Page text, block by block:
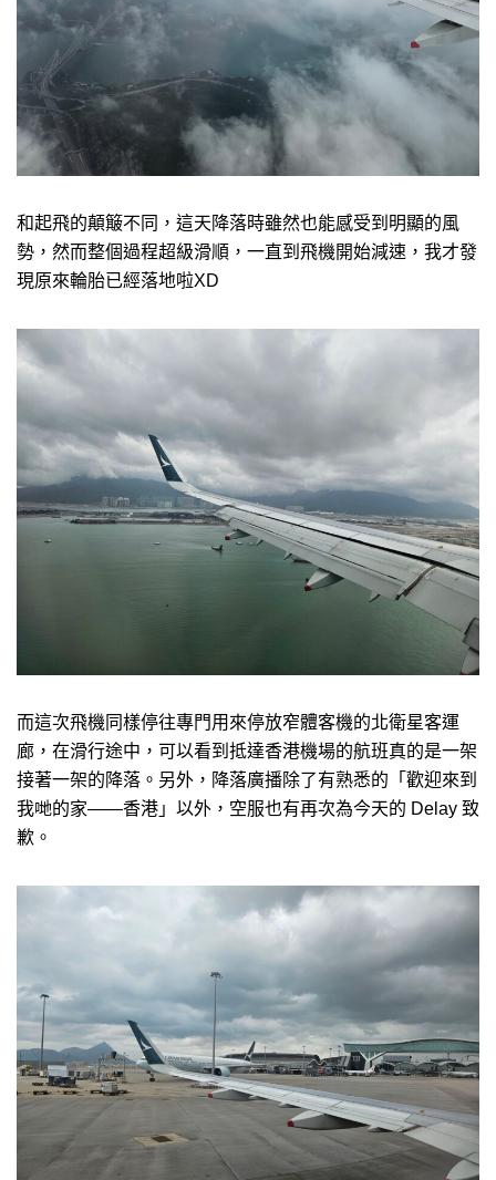
和起飛的顛簸不同，這天降落時雖然也能感受到明顯的風
勢，然而整個過程超級滑順，一直到飛機開始減速，我才發
現原來輪胎已經落地啦XD
而這次飛機同樣停往專門用來停放窄體客機的北衛星客運
廊，在滑行途中，可以看到抵達香港機場的航班真的是一架
接著一架的降落。另外，降落廣播除了有熟悉的「歡迎來到
我哋的家——香港」以外，空服也有再次為今天的 Delay 致
歉。